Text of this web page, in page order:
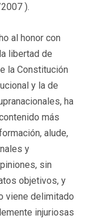
).
al honor con
libertad de
la Constitución
y la de
ha
más
alude,
y
sin
objetivos, y
viene delimitado
injuriosas